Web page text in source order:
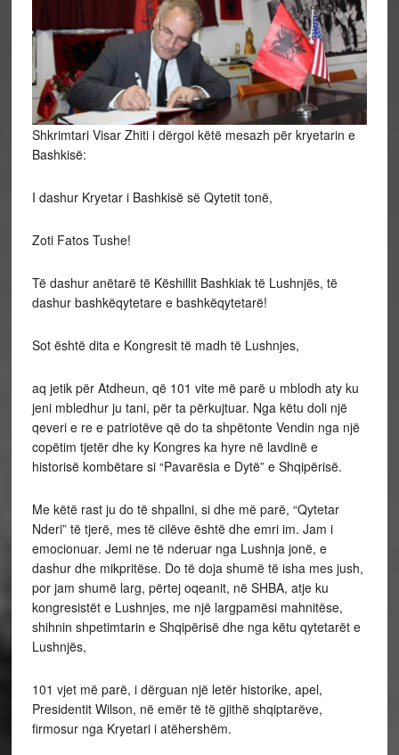
Shkrimtari Visar Zhiti i dërgoi këtë mesazh për kryetarin e
Bashkisë:
I dashur Kryetar i Bashkisë së Qytetit tonë,
Zoti Fatos Tushe!
Të dashur anëtarë të Këshillit Bashkiak të Lushnjës, të
dashur bashkëqytetare e bashkëqytetarë!
Sot është dita e Kongresit të madh të Lushnjes,
aq jetik për Atdheun, që 101 vite më parë u mblodh aty ku
jeni mbledhur ju tani, për ta përkujtuar. Nga këtu doli një
qeveri e re e patriotëve që do ta shpëtonte Vendin nga një
copëtim tjetër dhe ky Kongres ka hyre në lavdinë e
historisë kombëtare si “Pavarësia e Dytë” e Shqipërisë.
Me këtë rast ju do të shpallni, si dhe më parë, “Qytetar
Nderi” të tjerë, mes të cilëve është dhe emri im. Jam i
emocionuar. Jemi ne të nderuar nga Lushnja jonë, e
dashur dhe mikpritëse. Do të doja shumë të isha mes jush,
por jam shumë larg, përtej oqeanit, në SHBA, atje ku
kongresistët e Lushnjes, me një largpamësi mahnitëse,
shihnin shpetimtarin e Shqipërisë dhe nga këtu qytetarët e
Lushnjës,
101 vjet më parë, i dërguan një letër historike, apel,
Presidentit Wilson, në emër të të gjithë shqiptarëve,
firmosur nga Kryetari i atëhershëm.